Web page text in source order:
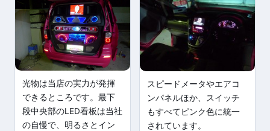
光物は当店の実力が発揮
できるところです。最下
段中央部のLED看板は当社
の自慢で、明るさとイン
スピードメータやエアコ
ンパネルほか、スイッチ
もすべてピンク色に統一
されています。